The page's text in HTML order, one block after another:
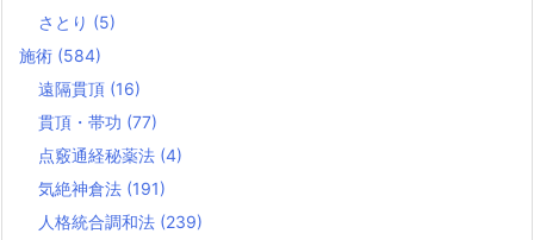
さとり (5)
施術 (584)
遠隔貫頂 (16)
貫頂・帯功 (77)
点竅通経秘薬法 (4)
気絶神倉法 (191)
人格統合調和法 (239)